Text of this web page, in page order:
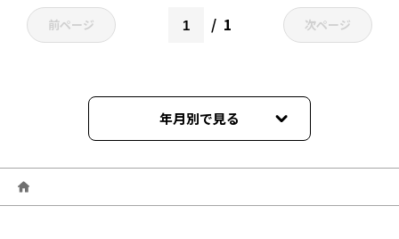
前ページ 1 次ページ
年月別で見る
2026年03月
2026年02月